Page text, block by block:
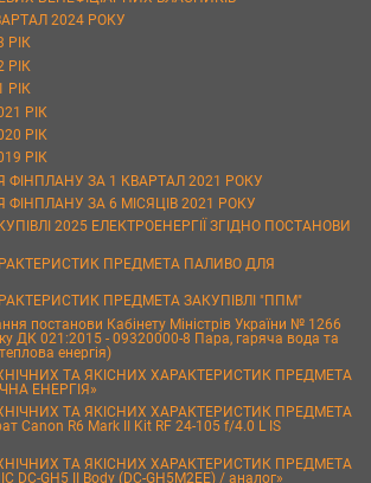
2024 РОКУ
РІК
РІК
РІК
РІК
РІК
РІК
ФІНПЛАНУ ЗА 1 КВАРТАЛ 2021 РОКУ
ЗА 6 МІСЯЦІВ 2021 РОКУ
2025 ЕЛЕКТРОЕНЕРГІЇ ЗГІДНО ПОСТАНОВИ
ПРЕДМЕТА ПАЛИВО ДЛЯ
ПРЕДМЕТА ЗАКУПІВЛІ "ППМ"
постанови Кабінету Міністрів України № 1266
ДК 021:2015 - 09320000-8 Пара, гаряча вода та
енергія)
ТА ЯКІСНИХ ХАРАКТЕРИСТИК ПРЕДМЕТА
ЕНЕРГІЯ»
ТА ЯКІСНИХ ХАРАКТЕРИСТИК ПРЕДМЕТА
Canon R6 Mark II Kit RF 24-105 f/4.0 L IS
ТА ЯКІСНИХ ХАРАКТЕРИСТИК ПРЕДМЕТА
DC-GH5 II Body (DC-GH5M2EE) / аналог»